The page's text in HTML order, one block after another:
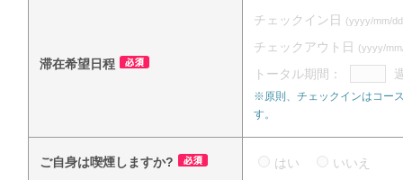
滞在希望日程
チェックイン日 (yyyy/mm/
チェックアウト日 (yyyy/
トータル期間：
※原則、チェックインはコー
す。
ご自身は喫煙しますか? はい いいえ